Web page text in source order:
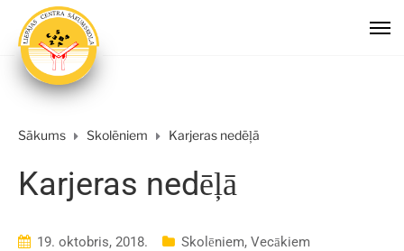
Sākums Skolēniem Karjeras nedēļā
Karjeras nedēļā
19. oktobris, 2018. Skolēniem, Vecākiem